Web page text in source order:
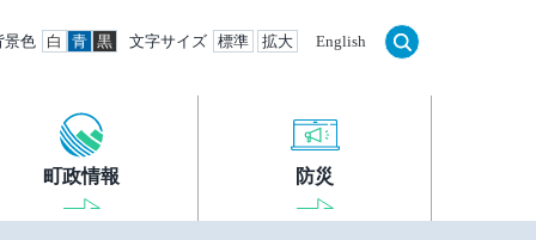
景色 白 青 黒 文字サイズ 標準 拡大 English
町政情報 防災